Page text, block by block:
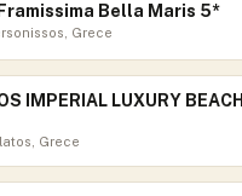
Bella Maris 5*
Grece
IMPERIAL LUXURY BEACH
Grece